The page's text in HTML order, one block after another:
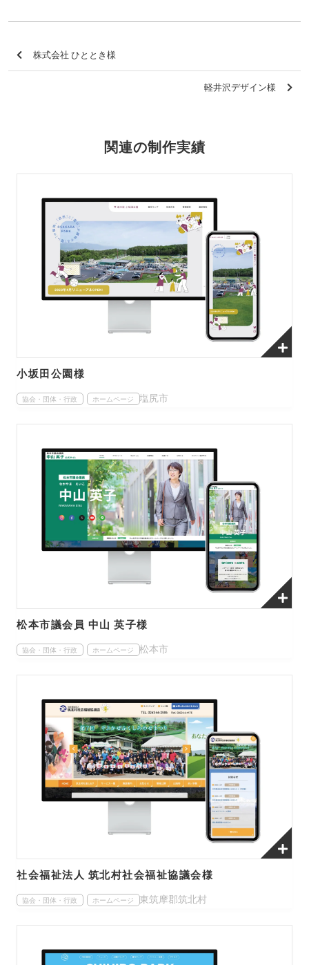
株式会社 ひととき様
軽井沢デザイン様
関連の制作実績
小坂田公園様
協会・団体・行政 ホームページ 塩尻市
松本市議会員 中山 英子様
協会・団体・行政 ホームページ 松本市
社会福祉法人 筑北村社会福祉協議会様
協会・団体・行政 ホームページ 東筑摩郡筑北村